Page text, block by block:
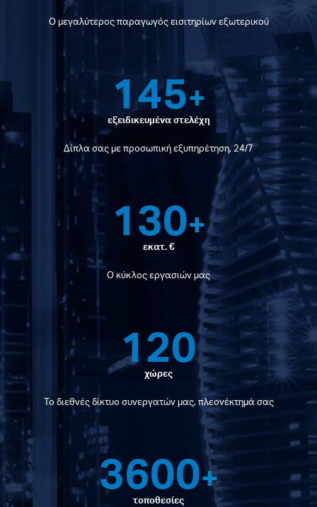
Ο μεγαλύτερος παραγωγός εισιτηρίων εξωτερικού
145+
εξειδικευμένα στελέχη
Δίπλα σας με προσωπική εξυπηρέτηση, 24/7
130+
εκατ. €
Ο κύκλος εργασιών μας
120
χώρες
Το διεθνές δίκτυο συνεργατών μας, πλεονέκτημά σας
3600+
τοποθεσίες